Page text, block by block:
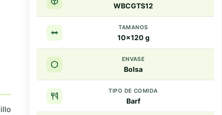
WBCGTS12
TAMANOS
10x120 g
ENVASE
Bolsa
TIPO DE COMIDA
Barf